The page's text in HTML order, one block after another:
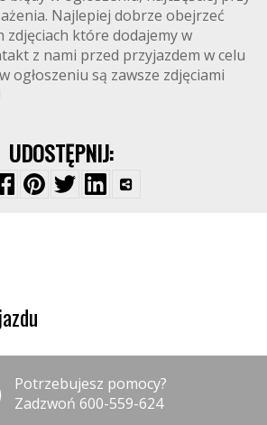
Najlepiej dobrze obejrzeć
zdjęciach które dodajemy w
z nami przed przyjazdem w celu
ogłoszeniu są zawsze zdjęciami
UDOSTĘPNIJ:
Potrzebujesz pomocy?
Zadzwoń 600-559-624